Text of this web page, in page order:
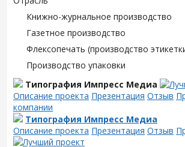
Книжно-журнальное производство
Газетное производство
Флексопечать (производство
Производство упаковки
Типография Импресс Медиа
Описание проекта Презентация Отзыв
компании
Типография Импресс Медиа
Описание проекта Презентация Отзыв